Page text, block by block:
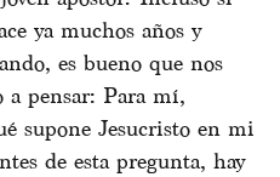
ya muchos años y
es bueno que nos
a pensar: Para mí,
supone Jesucristo en mi
de esta pregunta, hay